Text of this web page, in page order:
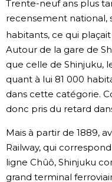
Trente-neuf ans plus
recensement national,
habitants, ce qui
Autour de la gare de
que celle de Shinjuku,
quant à lui 81 000
dans cette catégorie.
donc pris du retard
Mais à partir de 1889,
Railway, qui
ligne Chûô, Shinjuku
grand terminal